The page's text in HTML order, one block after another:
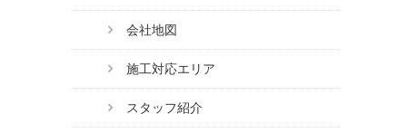
会社地図
施工対応エリア
スタッフ紹介